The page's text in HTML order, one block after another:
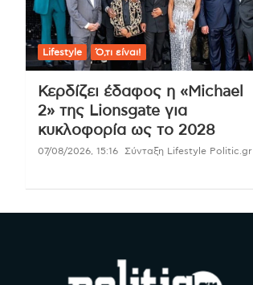
Lifestyle Ό,τι είναι!
Κερδίζει έδαφος η «Michael
2» της Lionsgate για
κυκλοφορία ως το 2028
07/08/2026, 15:16 Σύνταξη Lifestyle Politic.gr